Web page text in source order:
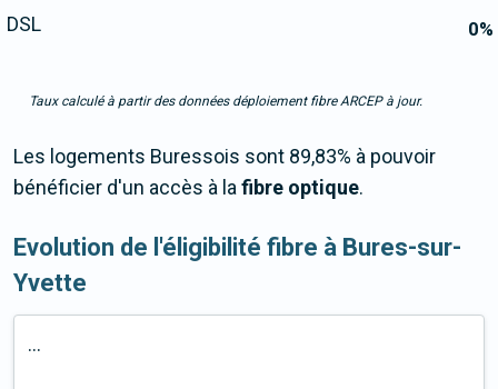
0%
DSL
Taux calculé à partir des données déploiement fibre ARCEP à jour.
Les logements Buressois sont 89,83% à pouvoir
bénéficier d'un accès à lafibre optique.
Evolution de l'éligibilité fibre à Bures-sur-
Yvette
...